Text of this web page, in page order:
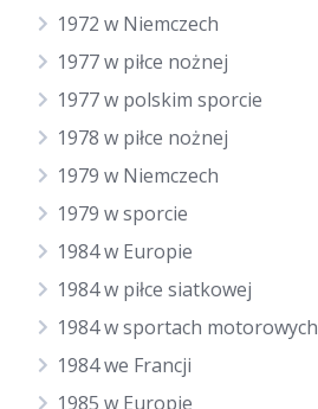
1972 w Niemczech
1977 w piłce nożnej
1977 w polskim sporcie
1978 w piłce nożnej
1979 w Niemczech
1979 w sporcie
1984 w Europie
1984 w piłce siatkowej
1984 w sportach motorowych
1984 we Francji
1985 w Europie